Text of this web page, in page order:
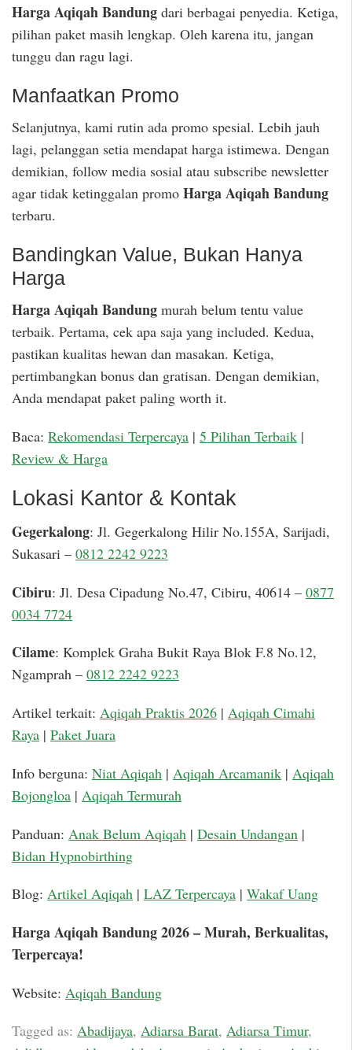
Harga Aqiqah Bandung dari berbagai penyedia. Ketiga,
pilihan paket masih lengkap. Oleh karena itu, jangan
tunggu dan ragu lagi.
Manfaatkan Promo
Selanjutnya, kami rutin ada promo spesial. Lebih jauh
lagi, pelanggan setia mendapat harga istimewa. Dengan
demikian, follow media sosial atau subscribe newsletter
agar tidak ketinggalan promo Harga Aqiqah Bandung
terbaru.
Bandingkan Value, Bukan Hanya
Harga
Harga Aqiqah Bandung murah belum tentu value
terbaik. Pertama, cek apa saja yang included. Kedua,
pastikan kualitas hewan dan masakan. Ketiga,
pertimbangkan bonus dan gratisan. Dengan demikian,
Anda mendapat paket paling worth it.
Baca: Rekomendasi Terpercaya | 5 Pilihan Terbaik |
Review & Harga
Lokasi Kantor & Kontak
Gegerkalong: Jl. Gegerkalong Hilir No.155A, Sarijadi,
Sukasari – 0812 2242 9223
Cibiru: Jl. Desa Cipadung No.47, Cibiru, 40614 – 0877
0034 7724
Cilame: Komplek Graha Bukit Raya Blok F.8 No.12,
Ngamprah – 0812 2242 9223
Artikel terkait: Aqiqah Praktis 2026 | Aqiqah Cimahi
Raya | Paket Juara
Info berguna: Niat Aqiqah | Aqiqah Arcamanik | Aqiqah
Bojongloa | Aqiqah Termurah
Panduan: Anak Belum Aqiqah | Desain Undangan |
Bidan Hypnobirthing
Blog: Artikel Aqiqah | LAZ Terpercaya | Wakaf Uang
Harga Aqiqah Bandung 2026 – Murah, Berkualitas,
Terpercaya!
Website: Aqiqah Bandung
Tagged as: Abadijaya, Adiarsa Barat, Adiarsa Timur,